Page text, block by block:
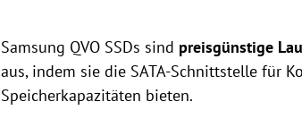
Samsung QVO SSDs sind preisgünstige
aus, indem sie die SATA-Schnittstelle für
Speicherkapazitäten bieten.